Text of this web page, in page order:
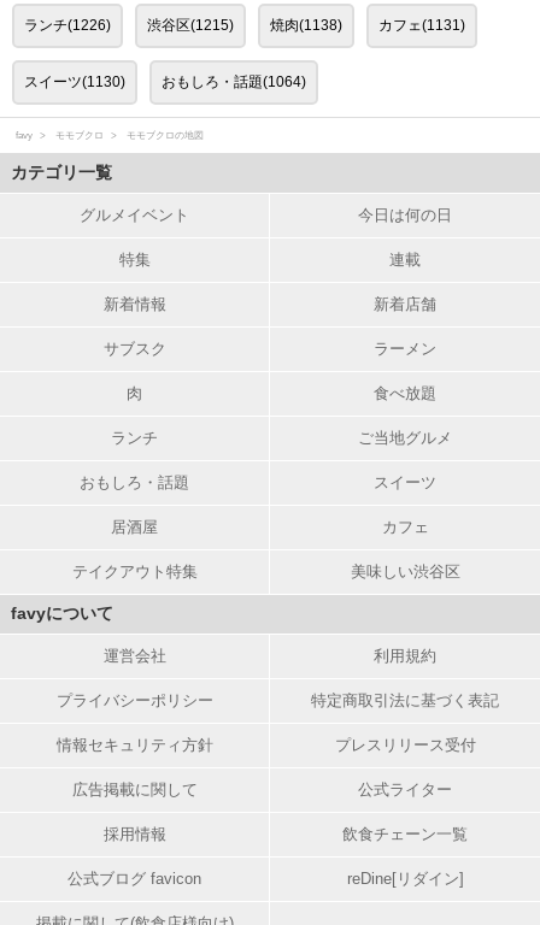
ランチ(1226) 渋谷区(1215) 焼肉(1138) カフェ(1131)
スイーツ(1130) おもしろ・話題(1064)
favy モモブクロ モモブクロの地図
カテゴリ一覧
グルメイベント 今日は何の日
特集 連載
新着情報 新着店舗
サブスク ラーメン
肉 食べ放題
ランチ ご当地グルメ
おもしろ・話題 スイーツ
居酒屋 カフェ
テイクアウト特集 美味しい渋谷区
favyについて
運営会社 利用規約
プライバシーポリシー 特定商取引法に基づく表記
情報セキュリティ方針 プレスリリース受付
広告掲載に関して 公式ライター
採用情報 飲食チェーン一覧
公式ブログ favicon reDine[リダイン]